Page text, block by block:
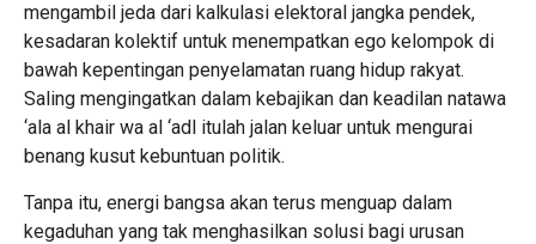
mengambil jeda dari kalkulasi elektoral jangka pendek,
kesadaran kolektif untuk menempatkan ego kelompok di
bawah kepentingan penyelamatan ruang hidup rakyat.
Saling mengingatkan dalam kebajikan dan keadilan natawa
‘ala al khair wa al ‘adl itulah jalan keluar untuk mengurai
benang kusut kebuntuan politik.
Tanpa itu, energi bangsa akan terus menguap dalam
kegaduhan yang tak menghasilkan solusi bagi urusan